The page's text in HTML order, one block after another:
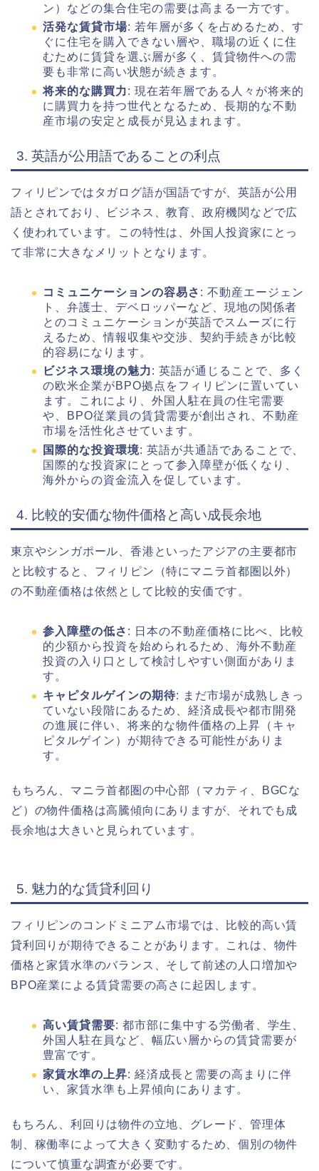
ン）などの集合住宅の需要は高まる一方です。
活発な賃貸市場: 若年層が多くを占めるため、す
ぐに住宅を購入できない層や、職場の近くに住
むために賃貸を選ぶ層が多く、賃貸物件への需
要も非常に高い状態が続きます。
将来的な購買力: 現在若年層である人々が将来的
に購買力を持つ世代となるため、長期的な不動
産市場の安定と成長が見込まれます。
3. 英語が公用語であることの利点
フィリピンではタガログ語が国語ですが、英語が公用
語とされており、ビジネス、教育、政府機関などで広
く使われています。この特性は、外国人投資家にとっ
て非常に大きなメリットとなります。
コミュニケーションの容易さ : 不動産エージェン
ト、弁護士、デベロッパーなど、現地の関係者
とのコミュニケーションが英語でスムーズに行
えるため、情報収集や交渉、契約手続きが比較
的容易になります。
ビジネス環境の魅力: 英語が通じることで、多く
の欧米企業がBPO拠点をフィリピンに置いてい
ます。これにより、外国人駐在員の住宅需要
や、BPO従業員の賃貸需要が創出され、不動産
市場を活性化させています。
国際的な投資環境: 英語が共通語であることで、
国際的な投資家にとって参入障壁が低くなり、
海外からの資金流入を促しています。
4. 比較的安価な物件価格と高い成長余地
東京やシンガポール、香港といったアジアの主要都市
と比較すると、フィリピン（特にマニラ首都圏以外）
の不動産価格は依然として比較的安価です。
参入障壁の低さ : 日本の不動産価格に比べ、比較
的少額から投資を始められるため、海外不動産
投資の入り口として検討しやすい側面がありま
す。
キャピタルゲインの期待: まだ市場が成熟しきっ
ていない段階にあるため、経済成長や都市開発
の進展に伴い、将来的な物件価格の上昇（キャ
ピタルゲイン）が期待できる可能性がありま
す。
もちろん、マニラ首都圏の中心部（マカティ、BGCな
ど）の物件価格は高騰傾向にありますが、それでも成
長余地は大きいと見られています。
5. 魅力的な賃貸利回り
フィリピンのコンドミニアム市場では、比較的高い賃
貸利回りが期待できることがあります。これは、物件
価格と家賃水準のバランス、そして前述の人口増加や
BPO産業による賃貸需要の高さに起因します。
高い賃貸需要: 都市部に集中する労働者、学生、
外国人駐在員など、幅広い層からの賃貸需要が
豊富です。
家賃水準の上昇: 経済成長と需要の高まりに伴
い、家賃水準も上昇傾向にあります。
もちろん、利回りは物件の立地、グレード、管理体
制、稼働率によって大きく変動するため、個別の物件
について慎重な調査が必要です。